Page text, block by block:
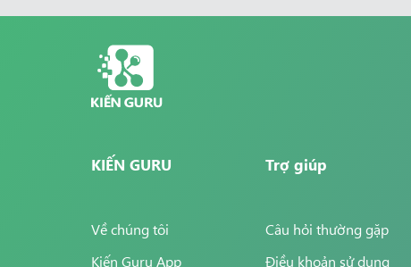
KIẾN GURU
Về chúng tôi
Kiến Guru App
Trợ giúp
Câu hỏi thường gặp
Điều khoản sử dụng